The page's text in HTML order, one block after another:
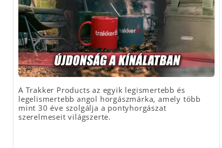
A Trakker Products az egyik legismertebb és
legelismertebb angol horgászmárka, amely több
mint 30 éve szolgálja a pontyhorgászat
szerelmeseit világszerte.